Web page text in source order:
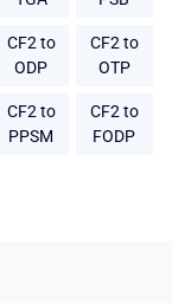
CF2 to
ODP
CF2 to
OTP
CF2 to
PPSM
CF2 to
FODP